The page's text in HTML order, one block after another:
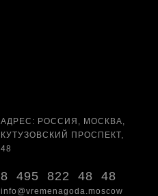
АДРЕС: РОССИЯ, МОСКВА,
КУТУЗОВСКИЙ ПРОСПЕКТ,
48
8 495 822 48 48
info@vremenagoda.moscow